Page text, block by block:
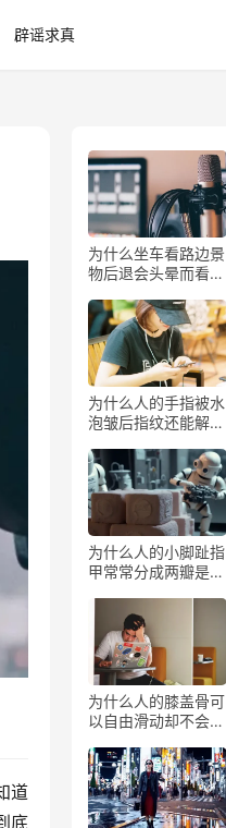
辟谣求真
道
底
为什么坐车看路边景
物后退会头晕而看前
为什么人的手指被水
泡皱后指纹还能解锁
为什么人的小脚趾指
甲常常分成两瓣是返
为什么人的膝盖骨可
以自由滑动却不会掉